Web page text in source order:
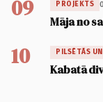
09 PROJEKTS
Māja no
10 PILSĒTĀS
Kabatā